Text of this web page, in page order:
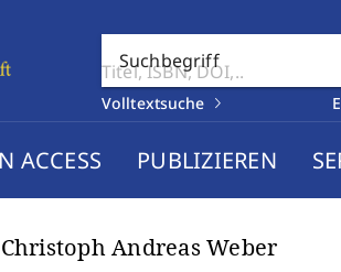
Suchbegriff
Volltextsuche
ACCESS PUBLIZIEREN
Christoph Andreas Weber